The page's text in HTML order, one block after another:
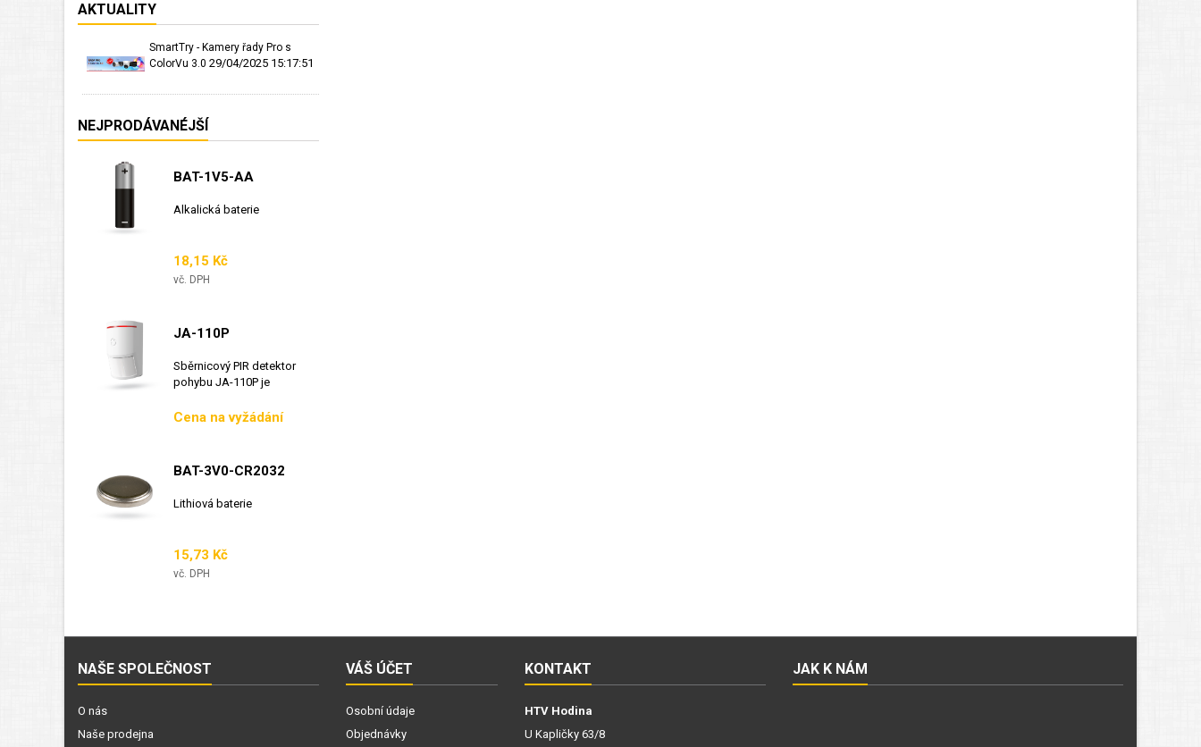
AKTUALITY
SmartTry - Kamery řady Pro s
ColorVu 3.0 29/04/2025 15:17:51
NEJPRODÁVANÉJŠÍ
BAT-1V5-AA
Alkalická baterie
Cena
18,15 Kč
vč. DPH
JA-110P
Sběrnicový PIR detektor
pohybu JA-110P je
Cena
Cena na vyžádání
BAT-3V0-CR2032
Lithiová baterie
Cena
15,73 Kč
vč. DPH
NAŠE SPOLEČNOST
O nás
Naše prodejna
VÁŠ ÚČET
Osobní údaje
Objednávky
KONTAKT
HTV Hodina
U Kapličky 63/8
JAK K NÁM